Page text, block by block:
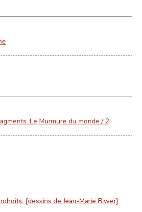
Le Murmure du monde / 2
[dessins de Jean-Marie Biwer]